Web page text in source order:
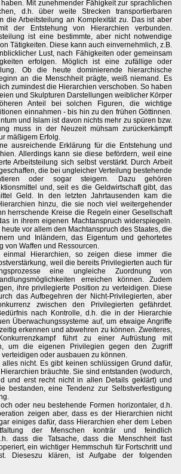
Mit zunehmender Fähigkeit zur sprachlichen
d.h. über weite Strecken transportierbaren
die Arbeitsteilung an Komplexität zu. Das ist aber
der Entstehung von Hierarchien verbunden.
ist eine bestimmte, aber nicht notwendige
Tätigkeiten. Diese kann auch einvernehmlich, z.B.
Lust, nach Fähigkeiten oder gemeinsam
erfolgen. Möglich ist eine zufällige oder
Ob die heute dominierende hierarchische
an die Menschheit prägte, weiß niemand. Es
zumindest die Hierarchien verschoben. So haben
und Skulpturen Darstellungen weiblicher Körper
Anteil bei solchen Figuren, die wichtige
einnahmen - bis hin zu den frühen Göttinnen.
und Islam ist davon nichts mehr zu spüren bzw.
muss in der Neuzeit mühsam zurückerkämpft
mäßigem Erfolg.
ausreichende Erklärung für die Entstehung und
Allerdings kann sie diese befördern, weil eine
Arbeitsteilung sich selbst verstärkt. Durch Arbeit
die bei ungleicher Verteilung bestehende
oder sogar steigern. Dazu gehören
und, seit es die Geldwirtschaft gibt, das
Geld. In den letzten Jahrtausenden kam die
hinzu, die sie noch viel weitergehender
herrschende Kreise die Regeln einer Gesellschaft
in ihrem eigenen Machtanspruch widerspiegeln.
vor allem den Machtanspruch des Staates, die
und Inländern, das Eigentum und gehortetes
von Waffen und Ressourcen.
einmal Hierarchien, so zeigen diese immer die
weil die bereits Privilegierten auch für
eine ungleiche Zuordnung von
erreichen können. Zudem
ihre privilegierte Position zu verteidigen. Diese
das Aufbegehren der Nicht-Privilegierten, aber
zwischen den Privilegierten gefährdet.
nach Kontrolle, d.h. die in der Hierarchie
Überwachungssysteme auf, um etwaige Angriffe
erkennen und abwehren zu können. Zweiteres,
führt zu einer Aufrüstung mit
um die eigenen Privilegien gegen den Zugriff
oder ausbauen zu können.
nicht. Es gibt keinen schlüssigen Grund dafür,
bräuchte. Sie sind entstanden (wodurch,
und erst recht nicht in allen Details geklärt) und
bestanden, eine Tendenz zur Selbstverfestigung
oder neu bestehende Formen horizontaler, d.h.
zeigen aber, dass es der Hierarchien nicht
einiges dafür, dass Hierarchien eher dem Leben
der Menschen konträr und feindlich
dass die Tatsache, dass die Menschheit fast
ein wichtiger Hemmschuh für Fortschritt und
Dieseszu klären, ist Aufgabe der folgenden